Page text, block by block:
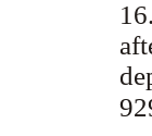
16.